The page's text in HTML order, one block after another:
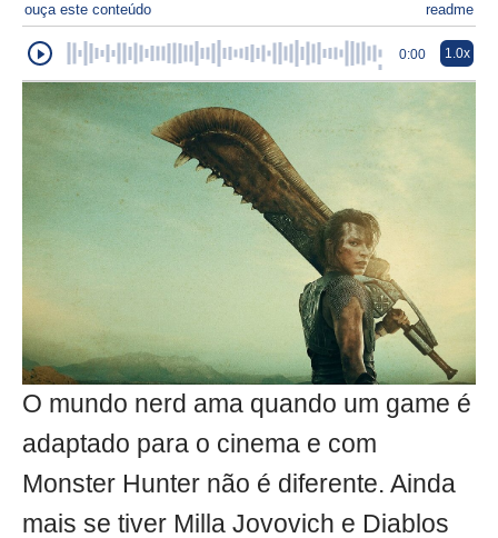
ouça este conteúdo readme
0:00 1.0x
O mundo nerd ama quando um game é
adaptado para o cinema e com
Monster Hunter não é diferente. Ainda
mais se tiver Milla Jovovich e Diablos